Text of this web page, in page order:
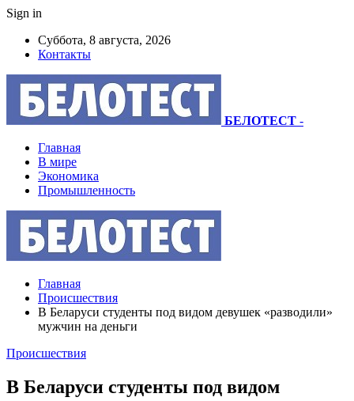
Sign in
Суббота, 8 августа, 2026
Контакты
БЕЛОТЕСТ -
Главная
В мире
Экономика
Промышленность
Главная
Происшествия
В Беларуси студенты под видом девушек «разводили»
мужчин на деньги
Происшествия
В Беларуси студенты под видом